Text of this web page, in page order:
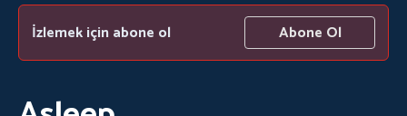
İzlemek için abone ol Abone Ol